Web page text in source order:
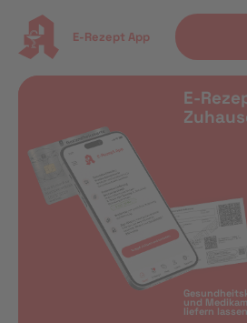
E-Rezept App
E-
und
liefern